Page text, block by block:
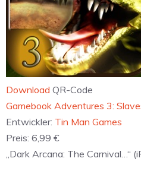
Download QR-Code
‎Gamebook Adventures 3:
Entwickler: Tin Man Games
Preis: 6,99 €
„Dark Arcana: The Carnival…“